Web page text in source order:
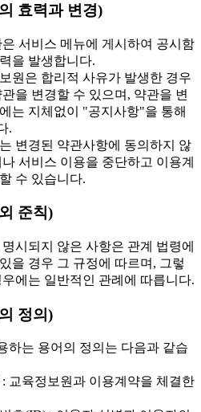
효력과 변경)
서비스 메뉴에 게시하여 공시함
을 발생합니다.
원은 합리적 사유가 발생한 경우
을 변경할 수 있으며, 약관을 변
는 지체없이 "공지사항"을 통해
.
변경된 약관사항에 동의하지 않
서비스 이용을 중단하고 이용계
수 있습니다.
준칙)
시되지 않은 사항은 관계 법령에
을 경우 그 규정에 따르며, 그렇
에는 일반적인 관례에 따릅니다.
정의)
하는 용어의 정의는 다음과 같습
교육정보원과 이용계약을 체결한